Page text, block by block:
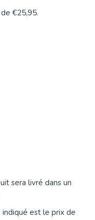
€25,95.
sera livré dans un
est le prix de